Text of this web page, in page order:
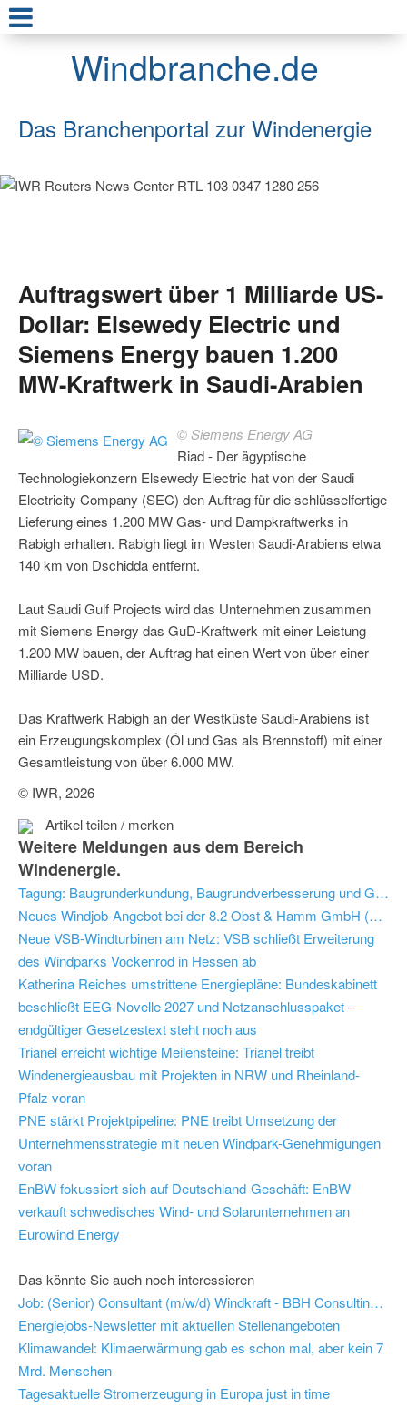
Windbranche.de
Das Branchenportal zur Windenergie
Auftragswert über 1 Milliarde US-
Dollar: Elsewedy Electric und
Siemens Energy bauen 1.200
MW-Kraftwerk in Saudi-Arabien
© Siemens Energy AG
Riad - Der ägyptische
Technologiekonzern Elsewedy Electric hat von der Saudi
Electricity Company (SEC) den Auftrag für die schlüsselfertige
Lieferung eines 1.200 MW Gas- und Dampkraftwerks in
Rabigh erhalten. Rabigh liegt im Westen Saudi-Arabiens etwa
140 km von Dschidda entfernt.
Laut Saudi Gulf Projects wird das Unternehmen zusammen
mit Siemens Energy das GuD-Kraftwerk mit einer Leistung
1.200 MW bauen, der Auftrag hat einen Wert von über einer
Milliarde USD.
Das Kraftwerk Rabigh an der Westküste Saudi-Arabiens ist
ein Erzeugungskomplex (Öl und Gas als Brennstoff) mit einer
Gesamtleistung von über 6.000 MW.
© IWR, 2026
Artikel teilen / merken
Weitere Meldungen aus dem Bereich
Windenergie.
Tagung: Baugrunderkundung, Baugrundverbesserung und Gründungen für Windenergieanlagen
Neues Windjob-Angebot bei der 8.2 Obst & Hamm GmbH (Hamubrg): Senior Condition Monitoring Engineer (m/w/d) - Hamburg
Neue VSB-Windturbinen am Netz: VSB schließt Erweiterung
des Windparks Vockenrod in Hessen ab
Katherina Reiches umstrittene Energiepläne: Bundeskabinett
beschließt EEG-Novelle 2027 und Netzanschlusspaket –
endgültiger Gesetzestext steht noch aus
Trianel erreicht wichtige Meilensteine: Trianel treibt
Windenergieausbau mit Projekten in NRW und Rheinland-
Pfalz voran
PNE stärkt Projektpipeline: PNE treibt Umsetzung der
Unternehmensstrategie mit neuen Windpark-Genehmigungen
voran
EnBW fokussiert sich auf Deutschland-Geschäft: EnBW
verkauft schwedisches Wind- und Solarunternehmen an
Eurowind Energy
Das könnte Sie auch noch interessieren
Job: (Senior) Consultant (m/w/d) Windkraft - BBH Consulting AG
Energiejobs-Newsletter mit aktuellen Stellenangeboten
Klimawandel: Klimaerwärmung gab es schon mal, aber kein 7
Mrd. Menschen
Tagesaktuelle Stromerzeugung in Europa just in time